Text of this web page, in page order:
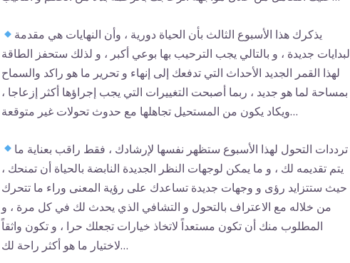
يذكرك هذا الأسبوع الثالث بأن الحياة دورية ، وأن النهايات هي مقدمة
لبدايات جديدة ، و بالتالي يجب الترحيب بها بوعي أكبر ، و لذلك ستحفز الطاقة
لهذا القمر الجديد الأحداث التي تدفعك إلى إنهاء و تحرير ما هو راكد والسماح
بمساحة لما هو جديد ، ربما أصبحت التغييرات التي يجب إجراؤها أكثر إزعاجا ،
ويكاد يكون من المستحيل تجاهلها مع حدوث تحولات غير متوقعة…
ترددات التحول لهذا الأسبوع ستظهر نفسها لإرشادك ، فقط راقب بعناية ما
يتم تقديمه لك ، و ما يمكن لوجهات النظر الجديدة النابضة بالحياة أن تمنحك ،
حيث ستتزايد رؤى و وجهات جديدة تساعدك على رؤية المعنى وراء ما تتحرك
من خلاله مع الاعتراف بالتحول و التشافي الذي يحدث لك في كل مرة ، و
المطلوب منك أن تكون مستعداً لاتخاذ خيارات تجعلك حرا ، و تكون واثقاً
لاختيار ما هو أكثر راحة لك…